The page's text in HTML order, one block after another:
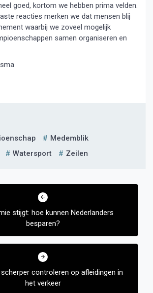
goed, kortom we hebben prima velden.
reacties merken we dat mensen blij
waarbij we zoveel mogelijk
samen organiseren en
Medemblik
Watersport Zeilen
stijgt: hoe kunnen Nederlanders
besparen?
controleren op afleidingen in
het verkeer